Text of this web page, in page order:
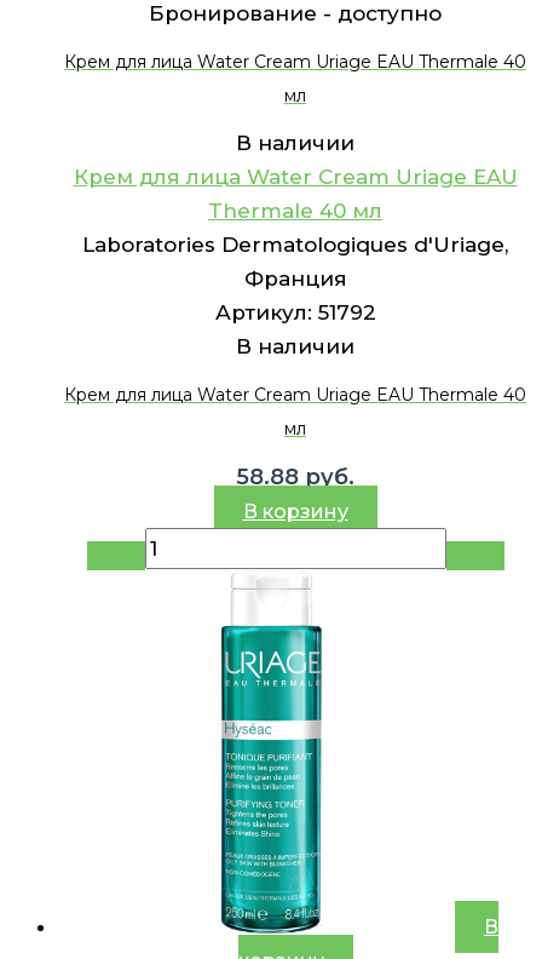
Бронирование - доступно
Крем для лица Water Cream Uriage EAU Thermale 40
мл
В наличии
Крем для лица Water Cream Uriage EAU
Thermale 40 мл
Laboratories Dermatologiques d'Uriage,
Франция
Артикул: 51792
В наличии
Крем для лица Water Cream Uriage EAU Thermale 40
мл
58.88 руб.
В корзину
В